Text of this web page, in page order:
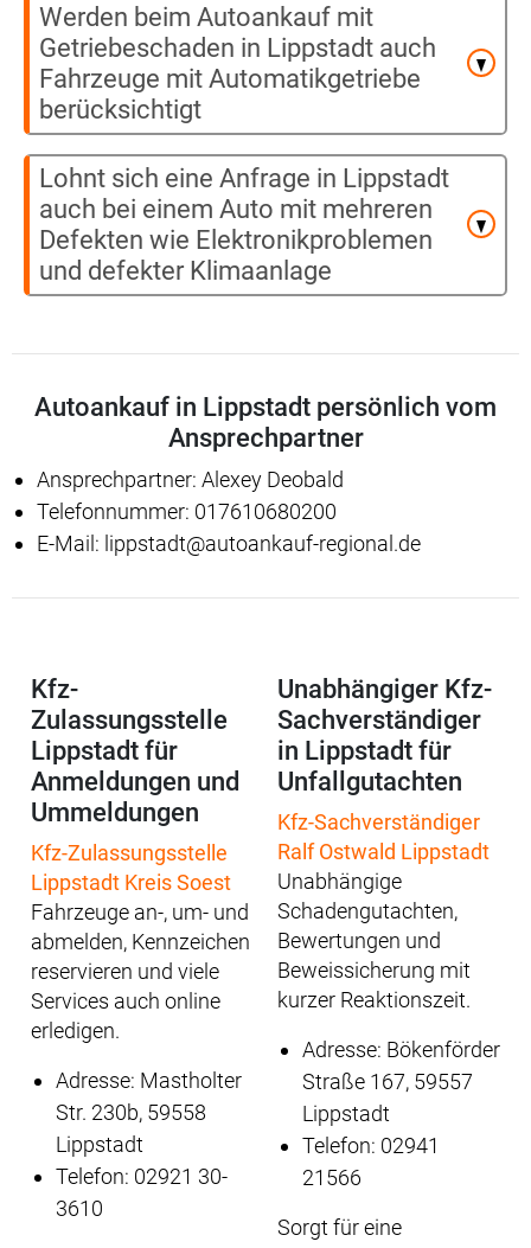
Werden beim Autoankauf mit
Getriebeschaden in Lippstadt auch
Fahrzeuge mit Automatikgetriebe
berücksichtigt
Lohnt sich eine Anfrage in Lippstadt
auch bei einem Auto mit mehreren
Defekten wie Elektronikproblemen
und defekter Klimaanlage
Autoankauf in Lippstadt persönlich vom
Ansprechpartner
Ansprechpartner: Alexey Deobald
Telefonnummer: 017610680200
E-Mail: lippstadt@autoankauf-regional.de
Kfz-
Zulassungsstelle
Lippstadt für
Anmeldungen und
Ummeldungen
Kfz-Zulassungsstelle
Lippstadt Kreis Soest
Fahrzeuge an-, um- und
abmelden, Kennzeichen
reservieren und viele
Services auch online
erledigen.
Adresse: Mastholter
Str. 230b, 59558
Lippstadt
Telefon: 02921 30-
3610
Unabhängiger Kfz-
Sachverständiger
in Lippstadt für
Unfallgutachten
Kfz-Sachverständiger
Ralf Ostwald Lippstadt
Unabhängige
Schadengutachten,
Bewertungen und
Beweissicherung mit
kurzer Reaktionszeit.
Adresse: Bökenförder
Straße 167, 59557
Lippstadt
Telefon: 02941
21566
Sorgt für eine